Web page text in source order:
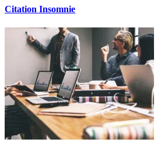
Citation Insomnie